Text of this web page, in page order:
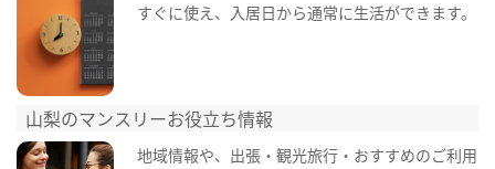
すぐに使え、入居日から通常に生活ができます。
山梨のマンスリーお役立ち情報
地域情報や、出張・観光旅行・おすすめのご利用